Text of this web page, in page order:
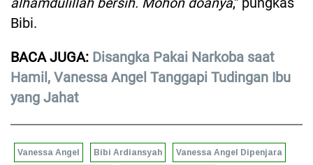
Bibi.
BACA JUGA: Disangka Pakai Narkoba saat
Hamil, Vanessa Angel Tanggapi Tudingan Ibu
yang Jahat
Vanessa Angel Bibi Ardiansyah Vanessa Angel Dipenjara